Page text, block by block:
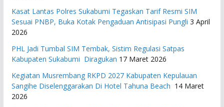
Kasat Lantas Polres Sukabumi Tegaskan Tarif Resmi SIM
Sesuai PNBP, Buka Kotak Pengaduan Antisipasi Pungli 3 April
2026
PHL Jadi Tumbal SIM Tembak, Sistim Regulasi Satpas
Kabupaten Sukabumi Diragukan 17 Maret 2026
Kegiatan Musrembang RKPD 2027 ​Kabupaten Kepulauan
Sangihe Diselenggarakan Di Hotel Tahuna Beach 14 Maret
2026